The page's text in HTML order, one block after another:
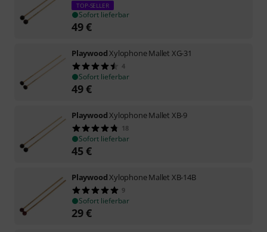
TOP-SELLER
Sofort lieferbar
49€
PlaywoodXylophone Mallet XG-31
4
Sofort lieferbar
49€
PlaywoodXylophone Mallet XB-9
18
Sofort lieferbar
45€
PlaywoodXylophone Mallet XB-14B
9
Sofort lieferbar
29€